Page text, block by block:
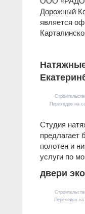
Дорожный
является
Переходов на
Студия
предлагает
полотен и
услуги по
двери
Переходов